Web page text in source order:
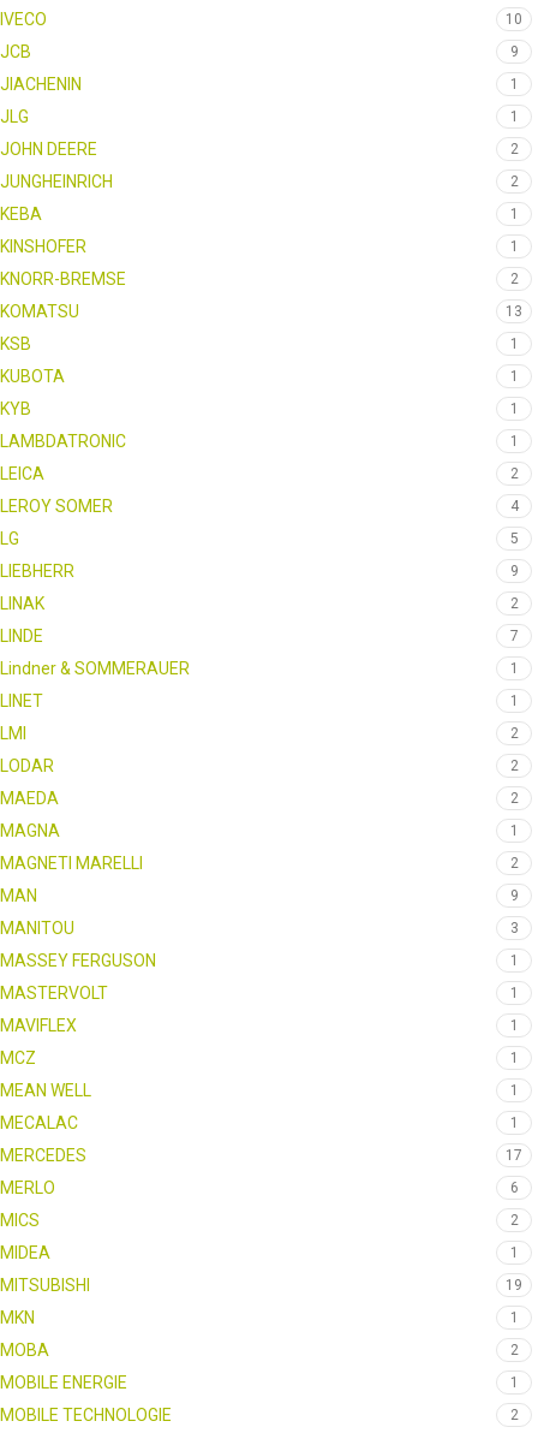
IVECO 10
JCB 9
JIACHENIN 1
JLG 1
JOHN DEERE 2
JUNGHEINRICH 2
KEBA 1
KINSHOFER 1
KNORR-BREMSE 2
KOMATSU 13
KSB 1
KUBOTA 1
KYB 1
LAMBDATRONIC 1
LEICA 2
LEROY SOMER 4
LG 5
LIEBHERR 9
LINAK 2
LINDE 7
Lindner & SOMMERAUER 1
LINET 1
LMI 2
LODAR 2
MAEDA 2
MAGNA 1
MAGNETI MARELLI 2
MAN 9
MANITOU 3
MASSEY FERGUSON 1
MASTERVOLT 1
MAVIFLEX 1
MCZ 1
MEAN WELL 1
MECALAC 1
MERCEDES 17
MERLO 6
MICS 2
MIDEA 1
MITSUBISHI 19
MKN 1
MOBA 2
MOBILE ENERGIE 1
MOBILE TECHNOLOGIE 2